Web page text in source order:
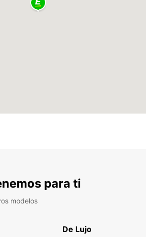
para ti
modelos
De Lujo